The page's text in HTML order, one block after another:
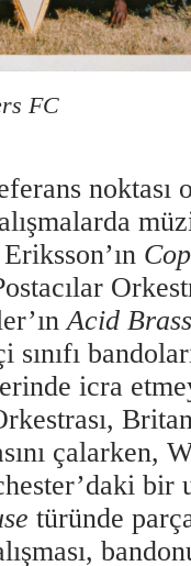
FC
noktası
Acid Brass
sınıfı
icra
çalarken,
bir
türünde